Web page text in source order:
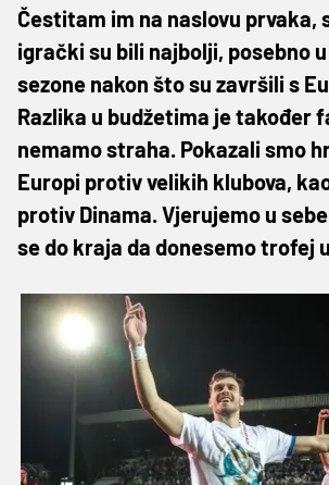
Čestitam im na naslovu
igrački su bili najbolji, posebno
sezone nakon što su završili s
Razlika u budžetima je također
nemamo straha. Pokazali smo
Europi protiv velikih klubova,
protiv Dinama. Vjerujemo u
se do kraja da donesemo trofej